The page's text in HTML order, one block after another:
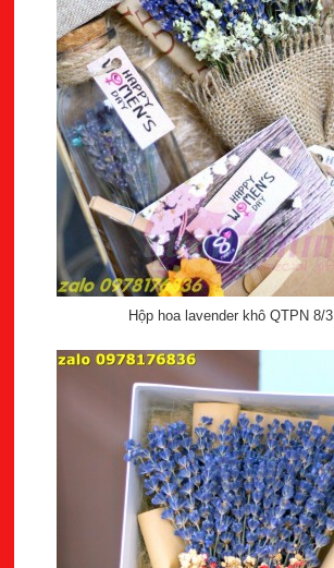
Hộp hoa lavender khô QTPN 8/3